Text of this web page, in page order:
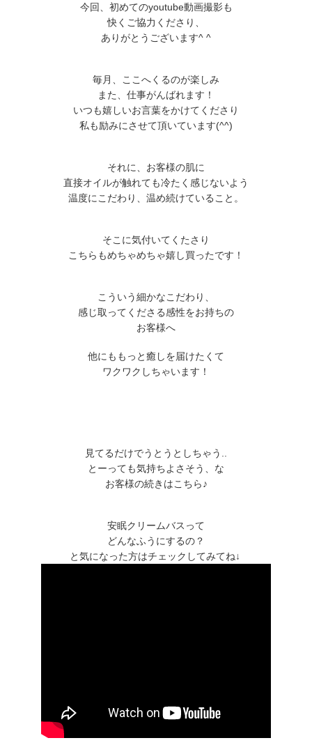
今回、初めてのyoutube動画撮影も
快くご協力くださり、
ありがとうございます^ ^
毎月、ここへくるのが楽しみ
また、仕事がんばれます！
いつも嬉しいお言葉をかけてくださり
私も励みにさせて頂いています(^^)
それに、お客様の肌に
直接オイルが触れても冷たく感じないよう
温度にこだわり、温め続けていること。
そこに気付いてくたさり
こちらもめちゃめちゃ嬉し買ったです！
こういう細かなこだわり、
感じ取ってくださる感性をお持ちの
お客様へ
他にももっと癒しを届けたくて
ワクワクしちゃいます！
見てるだけでうとうとしちゃう..
とーっても気持ちよさそう、な
お客様の続きはこちら♪
安眠クリームバスって
どんなふうにするの？
と気になった方はチェックしてみてね↓